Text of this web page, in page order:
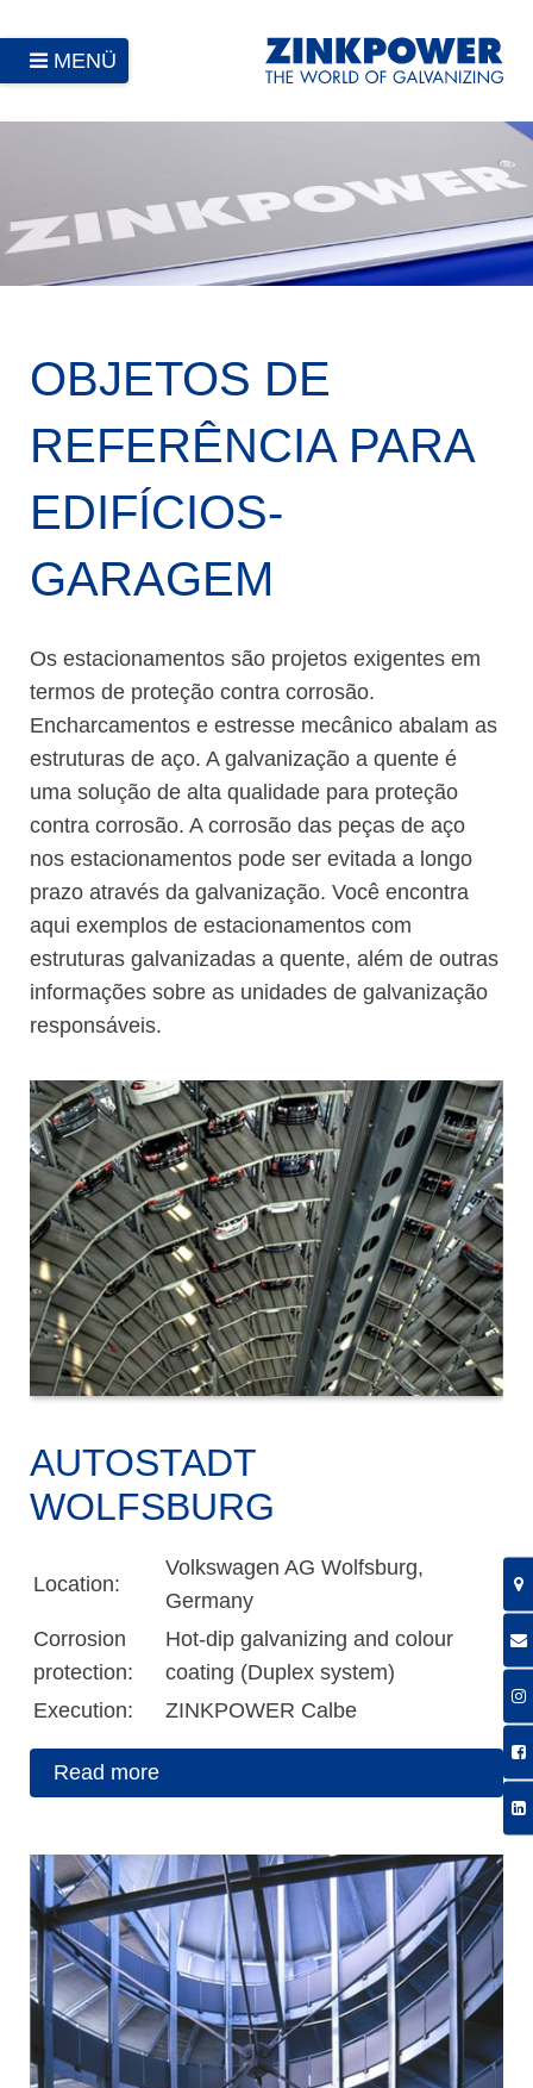
MENÜ
OBJETOS DE
REFERÊNCIA PARA
EDIFÍCIOS-
GARAGEM
Os estacionamentos são projetos exigentes em
termos de proteção contra corrosão.
Encharcamentos e estresse mecânico abalam as
estruturas de aço. A galvanização a quente é
uma solução de alta qualidade para proteção
contra corrosão. A corrosão das peças de aço
nos estacionamentos pode ser evitada a longo
prazo através da galvanização. Você encontra
aqui exemplos de estacionamentos com
estruturas galvanizadas a quente, além de outras
informações sobre as unidades de galvanização
responsáveis.
AUTOSTADT
WOLFSBURG
Location:
Volkswagen AG Wolfsburg,
Germany
Corrosion
protection:
Hot-dip galvanizing and colour
coating (Duplex system)
Execution:
ZINKPOWER Calbe
Read more